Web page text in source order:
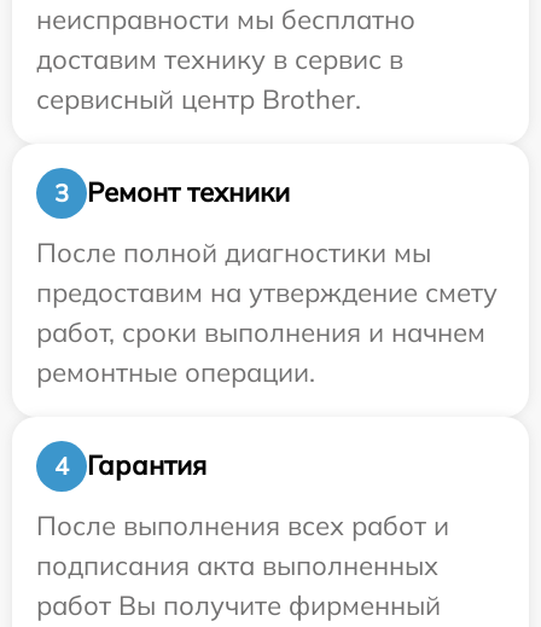
неисправности мы бесплатно
доставим технику в сервис в
сервисный центр Brother.
3
Ремонт техники
После полной диагностики мы
предоставим на утверждение смету
работ, сроки выполнения и начнем
ремонтные операции.
4
Гарантия
После выполнения всех работ и
подписания акта выполненных
работ Вы получите фирменный